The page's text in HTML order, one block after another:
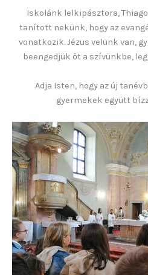
Iskolánk lelkipásztora,
tanított nekünk, hogy az
vonatkozik. Jézus velünk van,
beengedjük őt a szívünkbe,
Adja Isten, hogy az új
gyermekek együtt